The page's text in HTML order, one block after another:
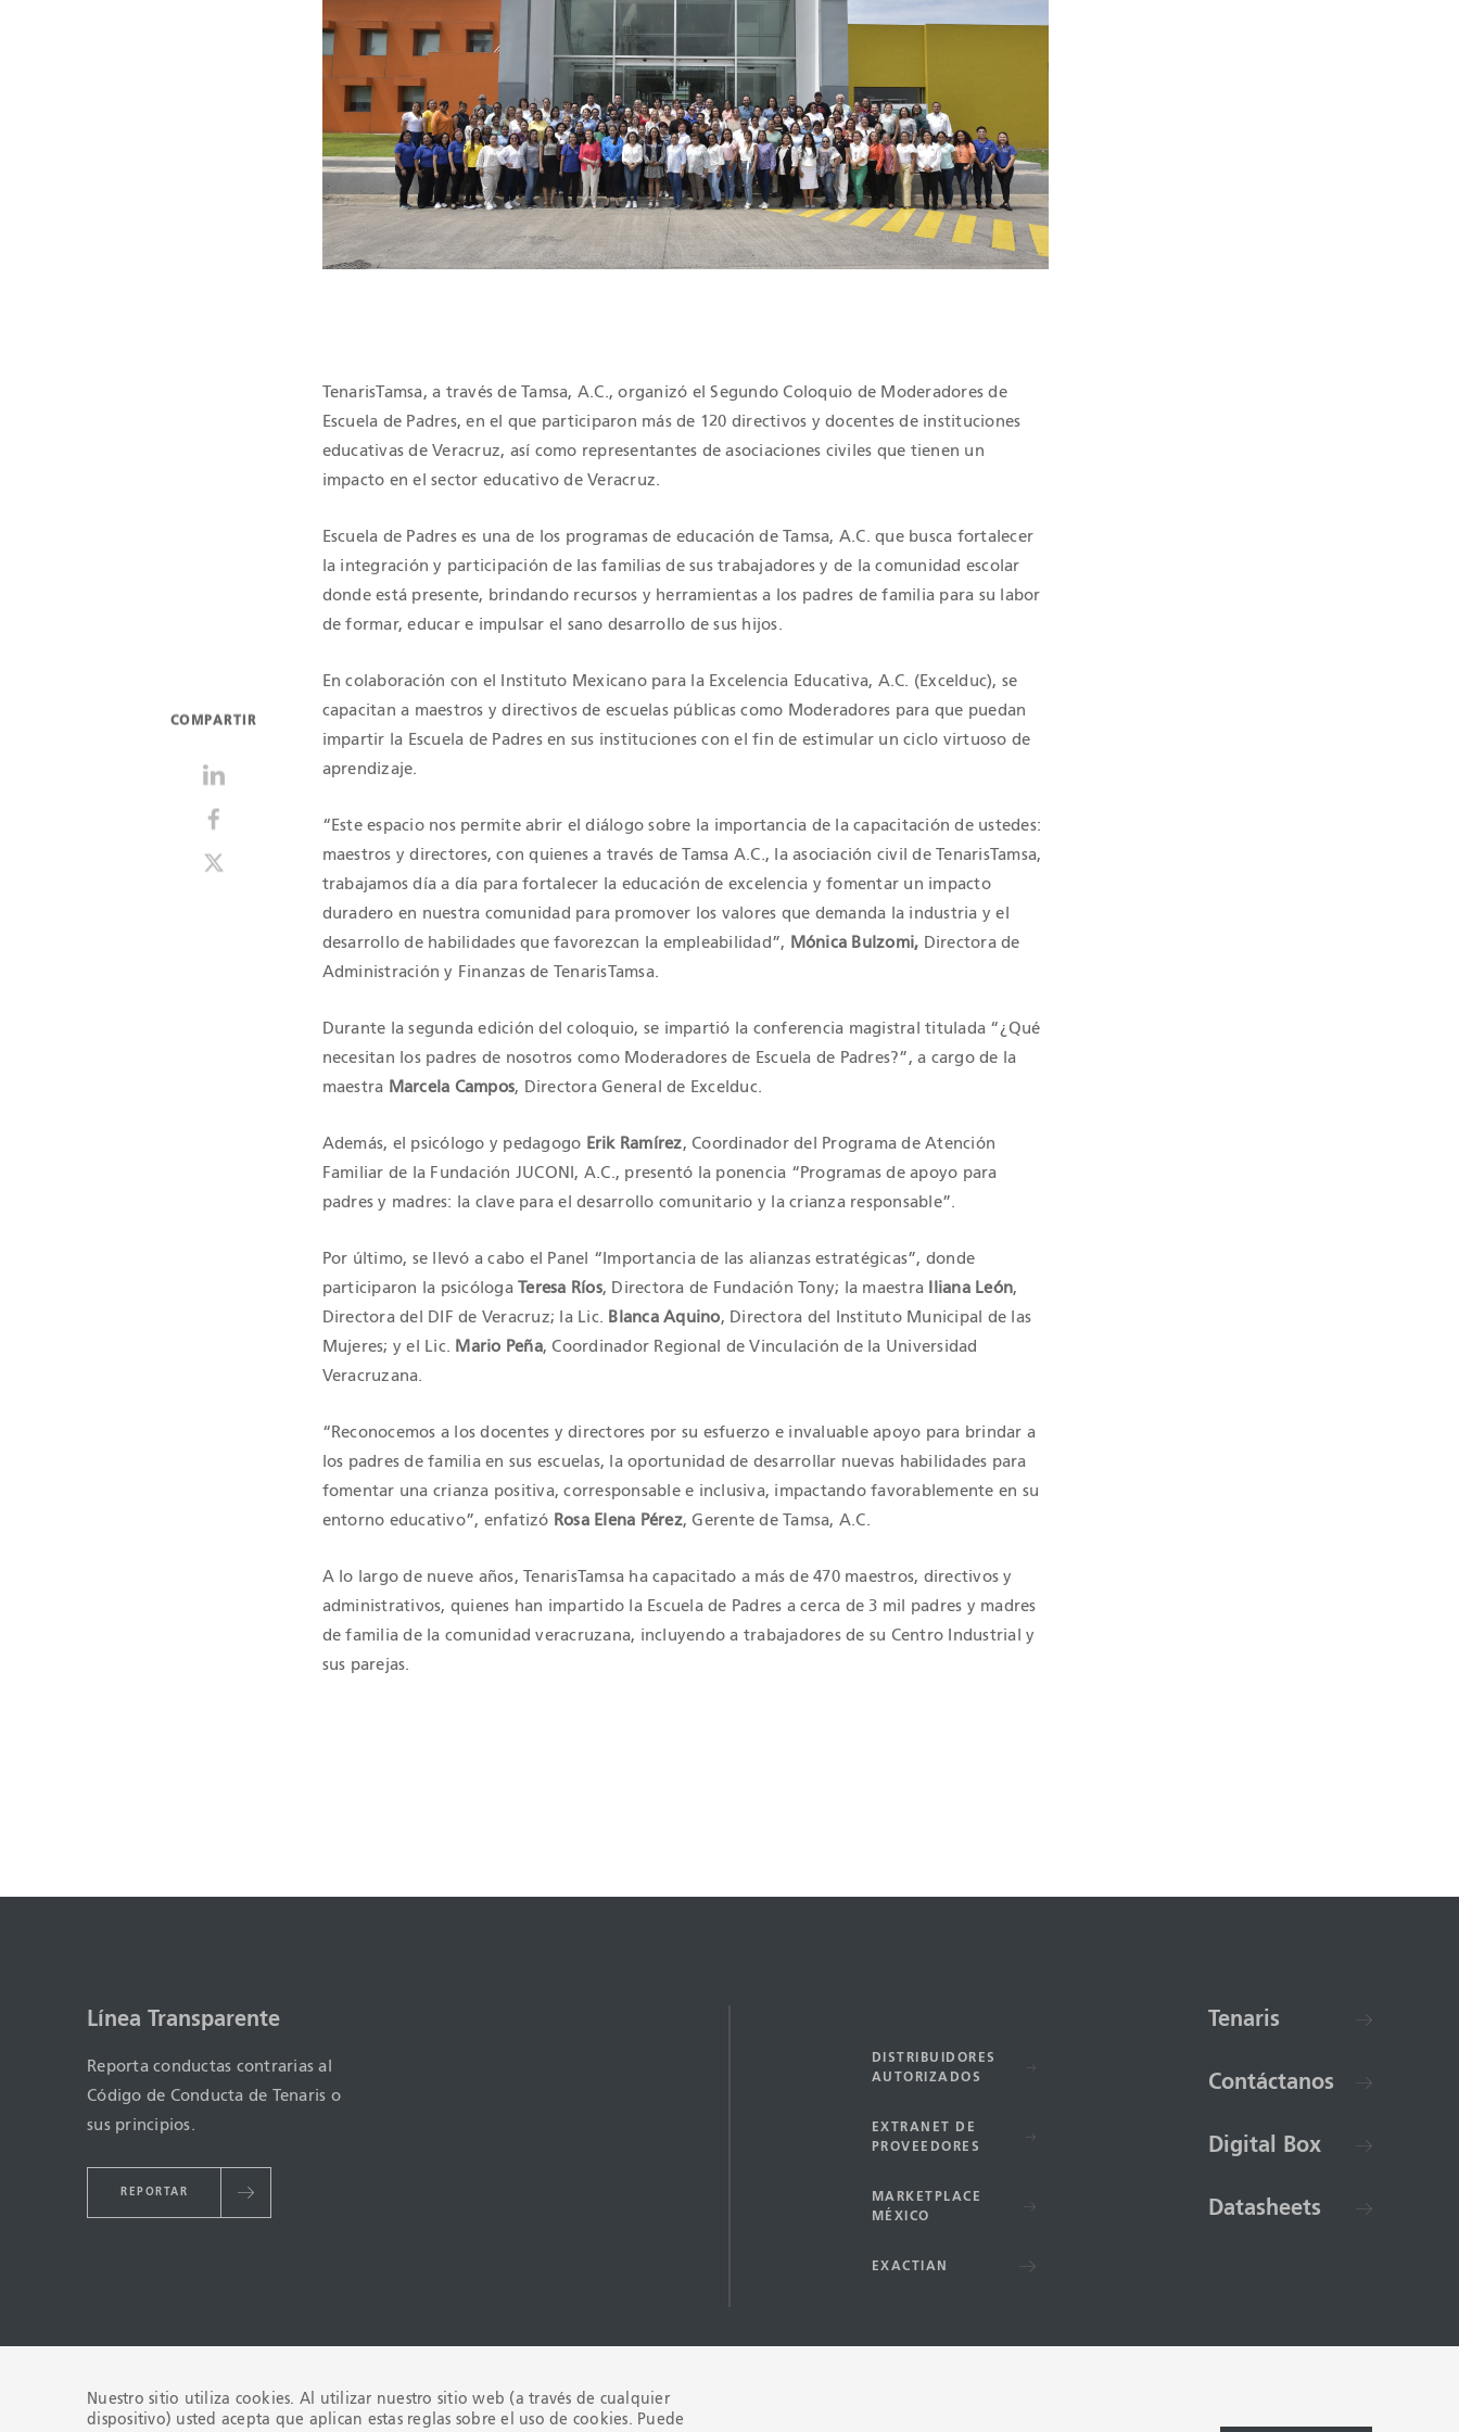
COMPARTIR
TenarisTamsa, a través de Tamsa, A.C., organizó el Segundo Coloquio de Moderadores de
Escuela de Padres, en el que participaron más de 120 directivos y docentes de instituciones
educativas de Veracruz, así como representantes de asociaciones civiles que tienen un
impacto en el sector educativo de Veracruz.
Escuela de Padres es una de los programas de educación de Tamsa, A.C. que busca fortalecer
la integración y participación de las familias de sus trabajadores y de la comunidad escolar
donde está presente, brindando recursos y herramientas a los padres de familia para su labor
de formar, educar e impulsar el sano desarrollo de sus hijos.
En colaboración con el Instituto Mexicano para la Excelencia Educativa, A.C. (Excelduc), se
capacitan a maestros y directivos de escuelas públicas como Moderadores para que puedan
impartir la Escuela de Padres en sus instituciones con el fin de estimular un ciclo virtuoso de
aprendizaje.
“Este espacio nos permite abrir el diálogo sobre la importancia de la capacitación de ustedes:
maestros y directores, con quienes a través de Tamsa A.C., la asociación civil de TenarisTamsa,
trabajamos día a día para fortalecer la educación de excelencia y fomentar un impacto
duradero en nuestra comunidad para promover los valores que demanda la industria y el
desarrollo de habilidades que favorezcan la empleabilidad”, Mónica Bulzomi, Directora de
Administración y Finanzas de TenarisTamsa.
Durante la segunda edición del coloquio, se impartió la conferencia magistral titulada “¿Qué
necesitan los padres de nosotros como Moderadores de Escuela de Padres?”, a cargo de la
maestra Marcela Campos, Directora General de Excelduc.
Además, el psicólogo y pedagogo Erik Ramírez, Coordinador del Programa de Atención
Familiar de la Fundación JUCONI, A.C., presentó la ponencia “Programas de apoyo para
padres y madres: la clave para el desarrollo comunitario y la crianza responsable”.
Por último, se llevó a cabo el Panel “Importancia de las alianzas estratégicas”, donde
participaron la psicóloga Teresa Ríos, Directora de Fundación Tony; la maestra Iliana León,
Directora del DIF de Veracruz; la Lic.
Blanca Aquino, Directora del Instituto Municipal de las
Mujeres; y el Lic.
Mario Peña, Coordinador Regional de Vinculación de la Universidad
Veracruzana.
“Reconocemos a los docentes y directores por su esfuerzo e invaluable apoyo para brindar a
los padres de familia en sus escuelas, la oportunidad de desarrollar nuevas habilidades para
fomentar una crianza positiva, corresponsable e inclusiva, impactando favorablemente en su
entorno educativo”, enfatizó Rosa Elena Pérez, Gerente de Tamsa, A.C.
A lo largo de nueve años, TenarisTamsa ha capacitado a más de 470 maestros, directivos y
administrativos, quienes han impartido la Escuela de Padres a cerca de 3 mil padres y madres
de familia de la comunidad veracruzana, incluyendo a trabajadores de su Centro Industrial y
sus parejas.
Línea Transparente
Reporta conductas contrarias al
Código de Conducta de Tenaris o
sus principios.
REPORTAR
DISTRIBUIDORES
AUTORIZADOS
EXTRANET DE
PROVEEDORES
MARKETPLACE
MÉXICO
EXACTIAN
Tenaris
Contáctanos
Digital Box
Datasheets
Nuestro sitio utiliza cookies. Al utilizar nuestro sitio web (a través de cualquier
dispositivo) usted acepta que aplican estas reglas sobre el uso de cookies. Puede